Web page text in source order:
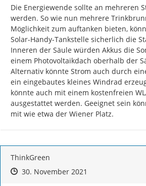
Die Energiewende sollte an mehreren
werden. So wie nun mehrere
Möglichkeit zum auftanken bieten,
Solar-Handy-Tankstelle sicherlich die
Inneren der Säule würden Akkus die
einem Photovoltaikdach oberhalb der
Alternativ könnte Strom auch durch
ein eingebautes kleines Windrad
könnte auch mit einem kostenfreien
ausgestattet werden. Geeignet sein
mit wie etwa der Wiener Platz.
ThinkGreen
Zeitpunkt des Erstellens
Zeitpunkt des Erstellens
30. November 2021